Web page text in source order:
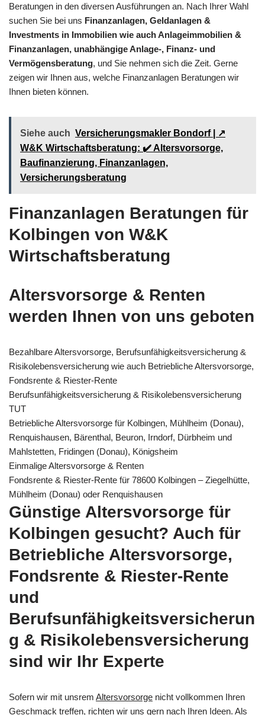
Beratungen in den diversen Ausführungen an. Nach Ihrer Wahl
suchen Sie bei uns Finanzanlagen, Geldanlagen &
Investments in Immobilien wie auch Anlageimmobilien &
Finanzanlagen, unabhängige Anlage-, Finanz- und
Vermögensberatung, und Sie nehmen sich die Zeit. Gerne
zeigen wir Ihnen aus, welche Finanzanlagen Beratungen wir
Ihnen bieten können.
Siehe auch Versicherungsmakler Bondorf | ↗️
W&K Wirtschaftsberatung: ✔️ Altersvorsorge,
Baufinanzierung, Finanzanlagen,
Versicherungsberatung
Finanzanlagen Beratungen für
Kolbingen von W&K
Wirtschaftsberatung
Altersvorsorge & Renten
werden Ihnen von uns geboten
Bezahlbare Altersvorsorge, Berufsunfähigkeitsversicherung &
Risikolebensversicherung wie auch Betriebliche Altersvorsorge,
Fondsrente & Riester-Rente
Berufsunfähigkeitsversicherung & Risikolebensversicherung
TUT
Betriebliche Altersvorsorge für Kolbingen, Mühlheim (Donau),
Renquishausen, Bärenthal, Beuron, Irndorf, Dürbheim und
Mahlstetten, Fridingen (Donau), Königsheim
Einmalige Altersvorsorge & Renten
Fondsrente & Riester-Rente für 78600 Kolbingen – Ziegelhütte,
Mühlheim (Donau) oder Renquishausen
Günstige Altersvorsorge für
Kolbingen gesucht? Auch für
Betriebliche Altersvorsorge,
Fondsrente & Riester-Rente
und
Berufsunfähigkeitsversicherun
g & Risikolebensversicherung
sind wir Ihr Experte
Sofern wir mit unsrem Altersvorsorge nicht vollkommen Ihren
Geschmack treffen, richten wir uns gern nach Ihren Ideen. Als